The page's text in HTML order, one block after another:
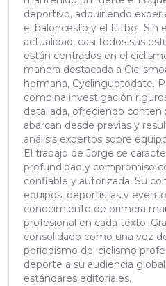
deportivo, adquiriendo
el baloncesto y el fútbol. Sin
actualidad, casi todos sus
están centrados en el
manera destacada a
hermana, Cyclinguptodate.
combina investigación
detallada, ofreciendo
abarcan desde previas y
análisis expertos sobre
El trabajo de Jorge se
profundidad y compromiso
confiable y autorizada. Su
equipos, deportistas y
conocimiento de primera
profesional en cada texto.
consolidado como una voz
periodismo del ciclismo
deporte a su audiencia
estándares editoriales.